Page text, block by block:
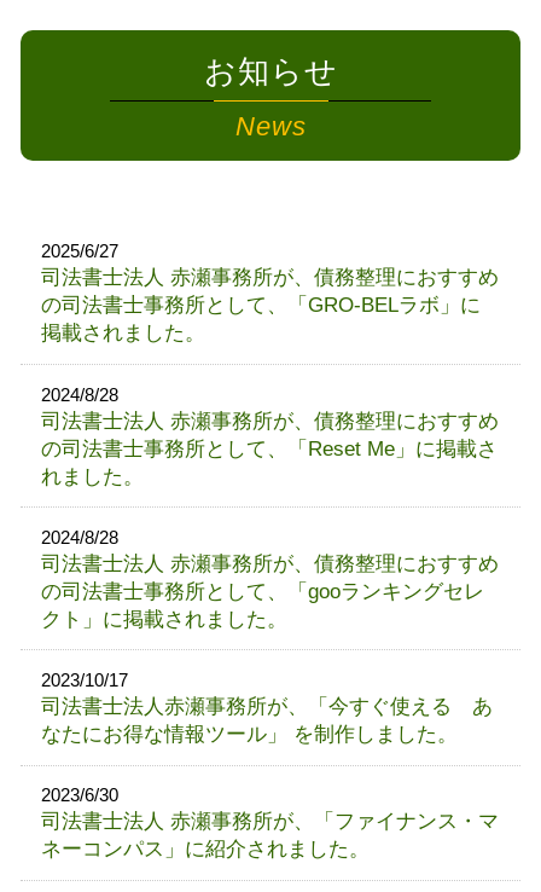
お知らせ
News
2025/6/27
司法書士法人 赤瀬事務所が、債務整理におすすめ
の司法書士事務所として、「GRO-BELラボ」に
掲載されました。
2024/8/28
司法書士法人 赤瀬事務所が、債務整理におすすめ
の司法書士事務所として、「Reset Me」に掲載さ
れました。
2024/8/28
司法書士法人 赤瀬事務所が、債務整理におすすめ
の司法書士事務所として、「gooランキングセレ
クト」に掲載されました。
2023/10/17
司法書士法人赤瀬事務所が、「今すぐ使える あ
なたにお得な情報ツール」 を制作しました。
2023/6/30
司法書士法人 赤瀬事務所が、「ファイナンス・マ
ネーコンパス」に紹介されました。